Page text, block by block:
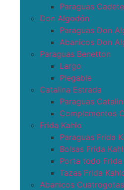
Paraguas
Don Algodón
Paraguas Don
Abanicos Don
Paraguas Benetton
Largo
Plegable
Catalina Estrada
Paraguas
Complementos
Frida Kahlo
Paraguas Frida
Bolsas Frida
Porta todo Frida
Tazas Frida
Abanicos Cuatrogotas